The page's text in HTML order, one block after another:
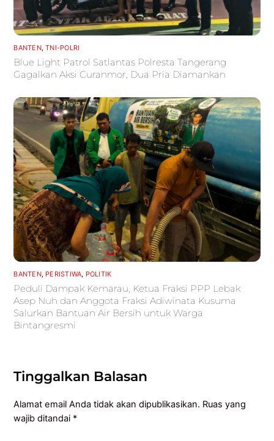
BANTEN,TNI-POLRI
Blue Light Patrol Satlantas Polresta Tangerang
Gagalkan Aksi Curanmor, Dua Pria Diamankan
BANTEN, PERISTIWA, POLITIK
Peduli Dampak Kemarau, Ketua Fraksi PPP Lebak
Asep Nuh dan Anggota Fraksi Adiwinata Kusuma
Salurkan Bantuan Air Bersih untuk Warga
Bintangresmi
Tinggalkan Balasan
Alamat email Anda tidak akan dipublikasikan. Ruas yang
wajib ditandai *